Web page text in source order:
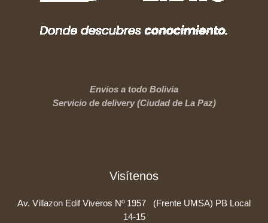
Envíos a todo Bolivia
Servicio de delivery (Ciudad de La Paz)
Visítenos
Av. Villazon Edif Viveros Nº 1957 (Frente UMSA) PB Local
14-15